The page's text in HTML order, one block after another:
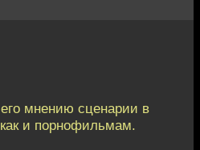
мнению сценарии в
и порнофильмам.